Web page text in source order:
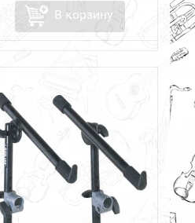
В корзину